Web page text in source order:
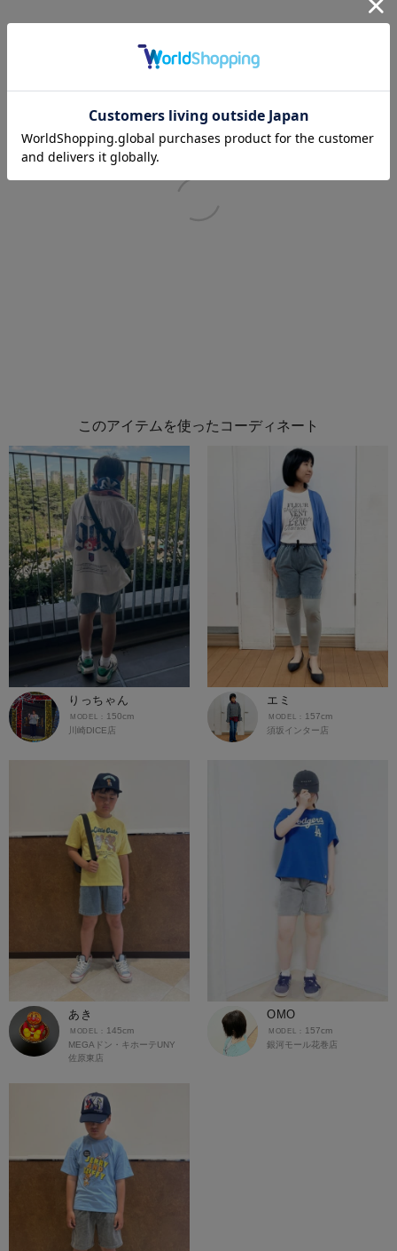
このアイテムを使ったコーディネート
りっちゃん
川崎DICE店
150cm
エミ
須坂インター店
157cm
あき
MEGAドン・キホーテUNY
佐原東店
145cm
OMO
銀河モール花巻店
157cm